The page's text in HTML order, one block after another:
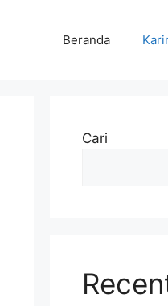
Beranda
Cari